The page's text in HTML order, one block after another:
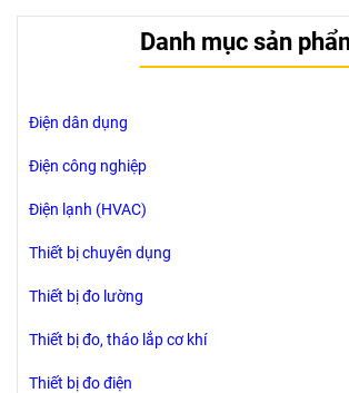
C. Phân tích
bằng phần mềm
chuyên nghiệp,
Danh mục sản
Điện dân dụng
Điện công nghiệp
Điện lạnh (HVAC)
Thiết bị chuyên dụng
Thiết bị đo lường
Thiết bị đo, tháo lắp cơ khí
Thiết bị đo điện